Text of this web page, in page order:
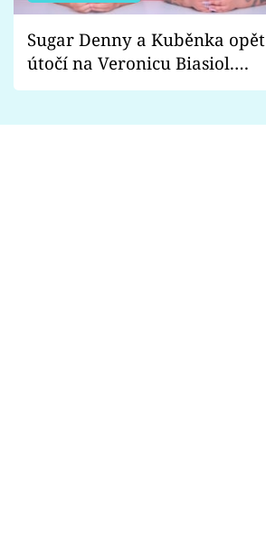
Sugar Denny a Kuběnka opět
útočí na Veronicu Biasiol.
Proč je podle nich falešná a